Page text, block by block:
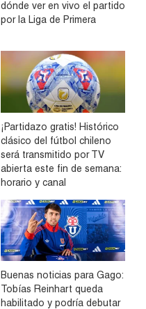
dónde ver en vivo el partido
por la Liga de Primera
¡Partidazo gratis! Histórico
clásico del fútbol chileno
será transmitido por TV
abierta este fin de semana:
horario y canal
Buenas noticias para Gago:
Tobías Reinhart queda
habilitado y podría debutar